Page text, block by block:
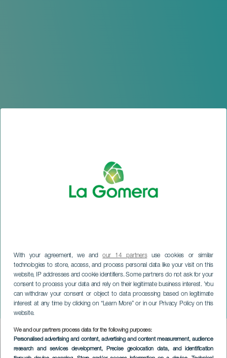
With your agreement, we andour 14 partnersuse cookies or similar
technologies to store, access, and process personal data like your visit on this
website, IP addresses and cookie identifiers. Some partners do not ask for your
consent to process your data and rely on their legitimate business interest. You
can withdraw your consent or object to data processing based on legitimate
interest at any time by clicking on “Learn More” or in our Privacy Policy on this
website.
We and our partners process data for the following purposes:
Personalised advertising and content, advertising and content measurement, audience
research and services development, Precise geolocation data, and identification
Cirque de marionnettes TV
LA GOMERA
Imagen
Listado